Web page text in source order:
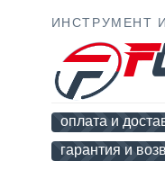
ИНСТРУМЕНТ
оплата и
гарантия и